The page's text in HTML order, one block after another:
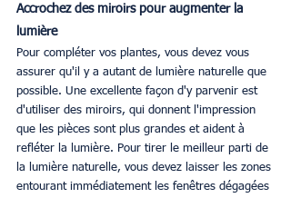
Accrochez des miroirs pour augmenter la
lumière
Pour compléter vos plantes, vous devez vous
assurer qu'il y a autant de lumière naturelle que
possible. Une excellente façon d'y parvenir est
d'utiliser des miroirs, qui donnent l'impression
que les pièces sont plus grandes et aident à
refléter la lumière. Pour tirer le meilleur parti de
la lumière naturelle, vous devez laisser les zones
entourant immédiatement les fenêtres dégagées